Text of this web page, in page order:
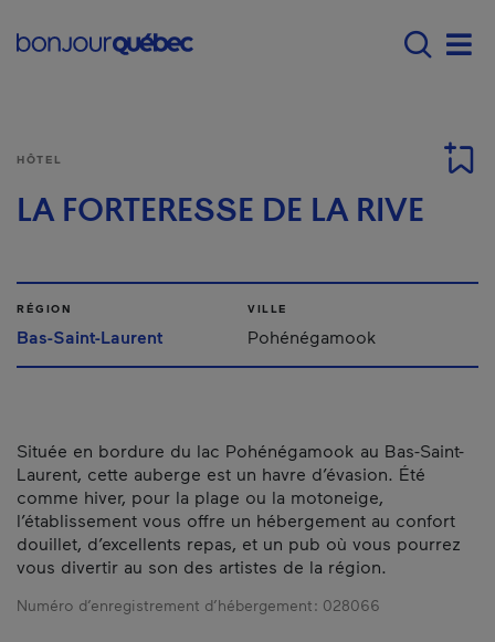
Main navigation -
HÔTEL
LA FORTERESSE DE LA RIVE
RÉGION
Bas-Saint-Laurent
VILLE
Pohénégamook
Située en bordure du lac Pohénégamook au Bas-Saint-
Laurent, cette auberge est un havre d’évasion. Été
comme hiver, pour la plage ou la motoneige,
l’établissement vous offre un hébergement au confort
douillet, d’excellents repas, et un pub où vous pourrez
vous divertir au son des artistes de la région.
Numéro d’enregistrement d’hébergement : 028066